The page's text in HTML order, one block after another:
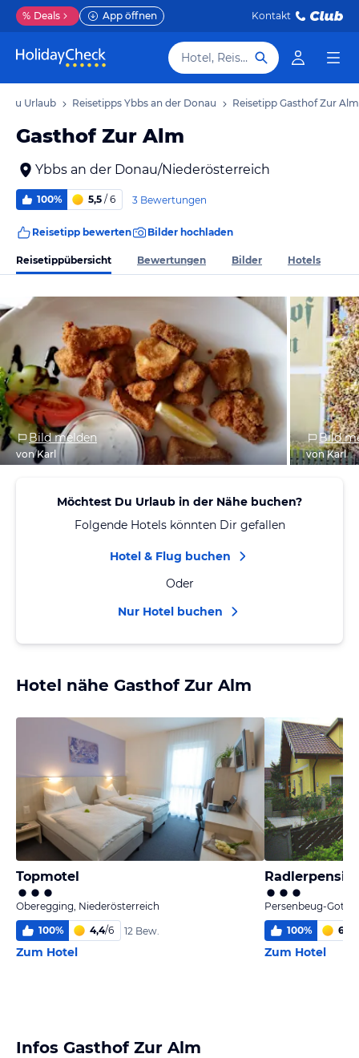
% Deals App öffnen Kontakt
Hotel, Reiseziel
Urlaub Reisetipps Ybbs an der Donau Reisetipp Gasthof Zur Alm
Gasthof Zur Alm
Ybbs an der Donau/Niederösterreich
100% 5,5 / 6 3 Bewertungen
Reisetipp bewerten Bilder hochladen
Reisetippübersicht Bewertungen Bilder Hotels
Bild melden
von Karl
Bild
von Karl
Möchtest Du Urlaub in der Nähe buchen?
Folgende Hotels könnten Dir gefallen
Hotel & Flug buchen
Oder
Nur Hotel buchen
Hotel nähe Gasthof Zur Alm
Topmotel
Oberegging, Niederösterreich
100% 4,4/6 12 Bew.
Zum Hotel
Persenbeug-
100% 6,0
Zum Hotel
Infos Gasthof Zur Alm